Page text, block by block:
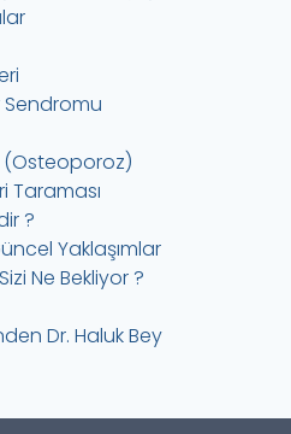
Sendromu
(Osteoporoz)
Taraması
?
Yaklaşımlar
Ne Bekliyor ?
Dr. Haluk Bey